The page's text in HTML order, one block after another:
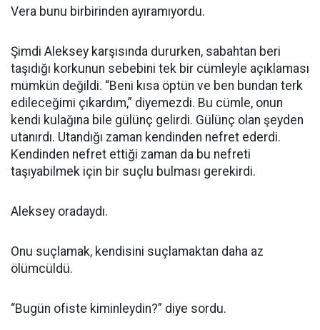
Vera bunu birbirinden ayıramıyordu.
Şimdi Aleksey karşısında dururken, sabahtan beri
taşıdığı korkunun sebebini tek bir cümleyle açıklaması
mümkün değildi. “Beni kısa öptün ve ben bundan terk
edileceğimi çıkardım,” diyemezdi. Bu cümle, onun
kendi kulağına bile gülünç gelirdi. Gülünç olan şeyden
utanırdı. Utandığı zaman kendinden nefret ederdi.
Kendinden nefret ettiği zaman da bu nefreti
taşıyabilmek için bir suçlu bulması gerekirdi.
Aleksey oradaydı.
Onu suçlamak, kendisini suçlamaktan daha az
ölümcüldü.
“Bugün ofiste kiminleydin?” diye sordu.